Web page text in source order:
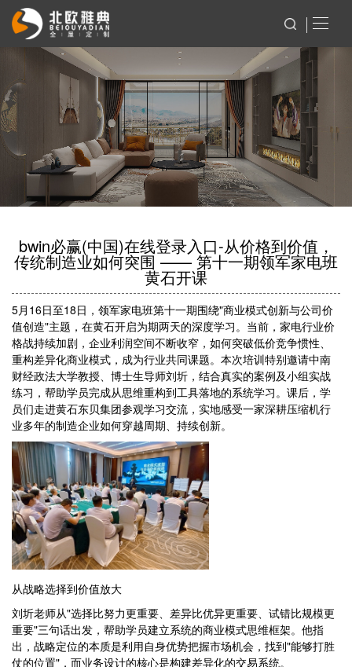
bwin必赢(中国)在线登录入口-从价格到价值，
传统制造业如何突围 —— 第十一期领军家电班
黄石开课
5月16日至18日，领军家电班第十一期围绕"商业模式创新与公司价
值创造"主题，在黄石开启为期两天的深度学习。当前，家电行业价
格战持续加剧，企业利润空间不断收窄，如何突破低价竞争惯性、
重构差异化商业模式，成为行业共同课题。本次培训特别邀请中南
财经政法大学教授、博士生导师刘圻，结合真实的案例及小组实战
练习，帮助学员完成从思维重构到工具落地的系统学习。课后，学
员们走进黄石东贝集团参观学习交流，实地感受一家深耕压缩机行
业多年的制造企业如何穿越周期、持续创新。
从战略选择到价值放大
刘圻老师从"选择比努力更重要、差异比优异更重要、试错比规模更
重要"三句话出发，帮助学员建立系统的商业模式思维框架。他指
出，战略定位的本质是利用自身优势把握市场机会，找到"能够打胜
仗的位置"，而业务设计的核心是构建差异化的交易系统。